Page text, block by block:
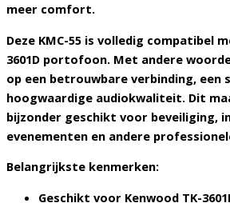
meer comfort.
Deze KMC-55 is volledig compatibel
3601D portofoon. Met andere
op een betrouwbare verbinding, een
hoogwaardige audiokwaliteit. Dit
bijzonder geschikt voor beveiliging,
evenementen en andere
Belangrijkste kenmerken:
Geschikt voor Kenwood TK-